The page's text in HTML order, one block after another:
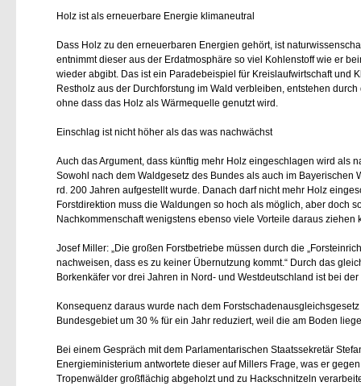
Holz ist als erneuerbare Energie klimaneutral
Dass Holz zu den erneuerbaren Energien gehört, ist
entnimmt dieser aus der Erdatmosphäre so viel Kohlenstoff wie er
wieder abgibt. Das ist ein Paradebeispiel für Kreislaufwirtschaft und
Restholz aus der Durchforstung im Wald verbleiben, entstehen
ohne dass das Holz als Wärmequelle genutzt wird.
Einschlag ist nicht höher als das was nachwächst
Auch das Argument, dass künftig mehr Holz eingeschlagen wird als
Sowohl nach dem Waldgesetz des Bundes als auch im Bayerischen
rd. 200 Jahren aufgestellt wurde. Danach darf nicht mehr Holz
Forstdirektion muss die Waldungen so hoch als möglich, aber doch
Nachkommenschaft wenigstens ebenso viele Vorteile daraus
Josef Miller: „Die großen Forstbetriebe müssen durch die
nachweisen, dass es zu keiner Übernutzung kommt.“ Durch das
Borkenkäfer vor drei Jahren in Nord- und Westdeutschland ist bei
Konsequenz daraus wurde nach dem
Bundesgebiet um 30 % für ein Jahr reduziert, weil die am Boden
Bei einem Gespräch mit dem Parlamentarischen Staatssekretär
Energieministerium antwortete dieser auf Millers Frage, was er
Tropenwälder großflächig abgeholzt und zu Hackschnitzeln